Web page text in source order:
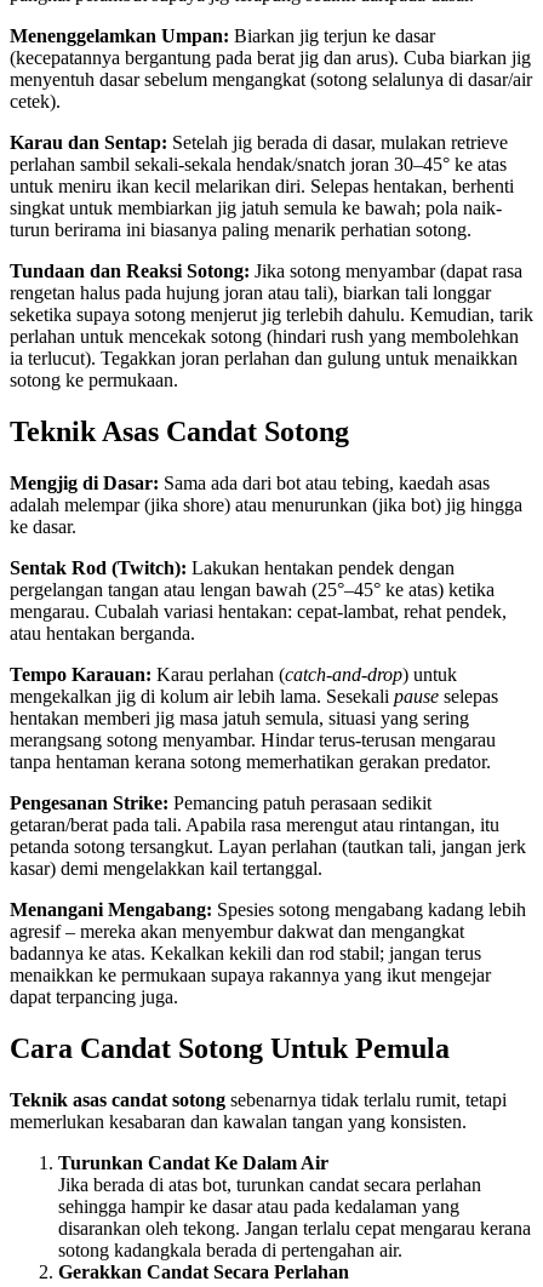
Menenggelamkan Umpan: Biarkan jig terjun ke dasar
(kecepatannya bergantung pada berat jig dan arus). Cuba biarkan jig
menyentuh dasar sebelum mengangkat (sotong selalunya di dasar/air
cetek).
Karau dan Sentap: Setelah jig berada di dasar, mulakan retrieve
perlahan sambil sekali-sekala hendak/snatch joran 30–45° ke atas
untuk meniru ikan kecil melarikan diri. Selepas hentakan, berhenti
singkat untuk membiarkan jig jatuh semula ke bawah; pola naik-
turun berirama ini biasanya paling menarik perhatian sotong.
Tundaan dan Reaksi Sotong: Jika sotong menyambar (dapat rasa
rengetan halus pada hujung joran atau tali), biarkan tali longgar
seketika supaya sotong menjerut jig terlebih dahulu. Kemudian, tarik
perlahan untuk mencekak sotong (hindari rush yang membolehkan
ia terlucut). Tegakkan joran perlahan dan gulung untuk menaikkan
sotong ke permukaan.
Teknik Asas Candat Sotong
Mengjig di Dasar: Sama ada dari bot atau tebing, kaedah asas
adalah melempar (jika shore) atau menurunkan (jika bot) jig hingga
ke dasar.
Sentak Rod (Twitch): Lakukan hentakan pendek dengan
pergelangan tangan atau lengan bawah (25°–45° ke atas) ketika
mengarau. Cubalah variasi hentakan: cepat-lambat, rehat pendek,
atau hentakan berganda.
Tempo Karauan: Karau perlahan (catch-and-drop) untuk
mengekalkan jig di kolum air lebih lama. Sesekali pause selepas
hentakan memberi jig masa jatuh semula, situasi yang sering
merangsang sotong menyambar. Hindar terus-terusan mengarau
tanpa hentaman kerana sotong memerhatikan gerakan predator.
Pengesanan Strike: Pemancing patuh perasaan sedikit
getaran/berat pada tali. Apabila rasa merengut atau rintangan, itu
petanda sotong tersangkut. Layan perlahan (tautkan tali, jangan jerk
kasar) demi mengelakkan kail tertanggal.
Menangani Mengabang: Spesies sotong mengabang kadang lebih
agresif – mereka akan menyembur dakwat dan mengangkat
badannya ke atas. Kekalkan kekili dan rod stabil; jangan terus
menaikkan ke permukaan supaya rakannya yang ikut mengejar
dapat terpancing juga.
Cara Candat Sotong Untuk Pemula
Teknik asas candat sotong sebenarnya tidak terlalu rumit, tetapi
memerlukan kesabaran dan kawalan tangan yang konsisten.
Turunkan Candat Ke Dalam Air
Jika berada di atas bot, turunkan candat secara perlahan
sehingga hampir ke dasar atau pada kedalaman yang
disarankan oleh tekong. Jangan terlalu cepat mengarau kerana
sotong kadangkala berada di pertengahan air.
Gerakkan Candat Secara Perlahan